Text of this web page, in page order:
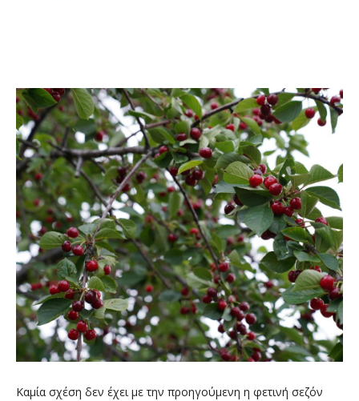
Καμία σχέση δεν έχει με την προηγούμενη η φετινή σεζόν